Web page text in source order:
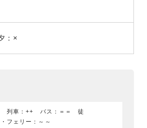
：×
列車：++ バス：＝＝ 徒
フェリー：～～